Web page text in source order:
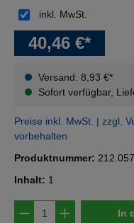
40,46 €*
Versand: 8,93 €*
Sofort verfügbar,
inkl. MwSt.
Preise inkl. MwSt. | zzgl.
vorbehalten
Produktnummer:
Inhalt: 1
Produkt Anzahl:
In